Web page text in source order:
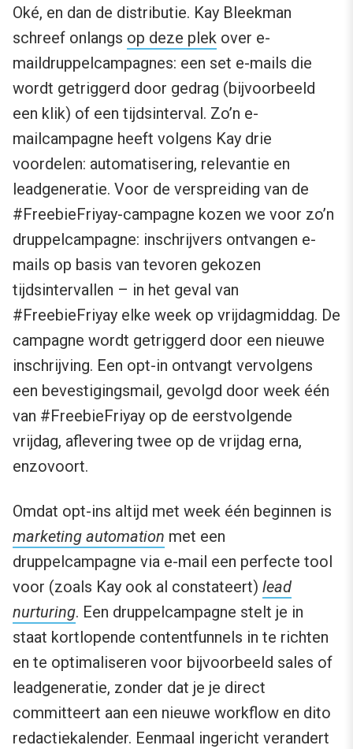
Oké, en dan de distributie. Kay Bleekman
schreef onlangs op deze plek over e-
maildruppelcampagnes: een set e-mails die
wordt getriggerd door gedrag (bijvoorbeeld
een klik) of een tijdsinterval. Zo’n e-
mailcampagne heeft volgens Kay drie
voordelen: automatisering, relevantie en
leadgeneratie. Voor de verspreiding van de
#FreebieFriyay-campagne kozen we voor zo’n
druppelcampagne: inschrijvers ontvangen e-
mails op basis van tevoren gekozen
tijdsintervallen – in het geval van
#FreebieFriyay elke week op vrijdagmiddag. De
campagne wordt getriggerd door een nieuwe
inschrijving. Een opt-in ontvangt vervolgens
een bevestigingsmail, gevolgd door week één
van #FreebieFriyay op de eerstvolgende
vrijdag, aflevering twee op de vrijdag erna,
enzovoort.
Omdat opt-ins altijd met week één beginnen is
marketing automation met een
druppelcampagne via e-mail een perfecte tool
voor (zoals Kay ook al constateert) lead
nurturing. Een druppelcampagne stelt je in
staat kortlopende contentfunnels in te richten
en te optimaliseren voor bijvoorbeeld sales of
leadgeneratie, zonder dat je je direct
committeert aan een nieuwe workflow en dito
redactiekalender. Eenmaal ingericht verandert